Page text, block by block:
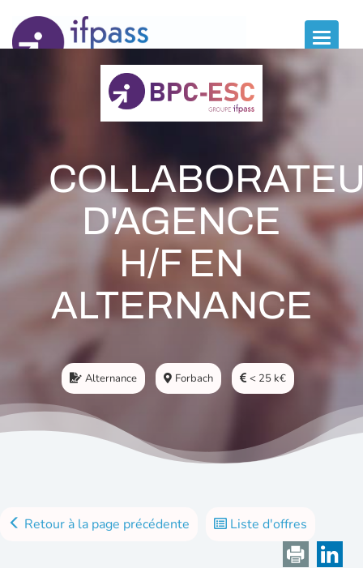
Toggle
D'AGENCE
H/F EN
ALTERNANCE
Alternance Forbach < 25 k€
Retour à la page précédente Liste d'offres